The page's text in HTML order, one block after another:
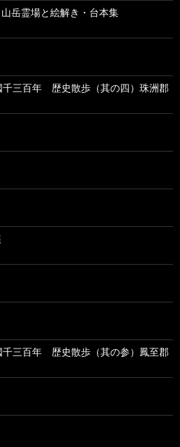
岳霊場と絵解き・台本集
三百年 歴史散歩（其の四）珠洲郡
三百年 歴史散歩（其の参）鳳至郡